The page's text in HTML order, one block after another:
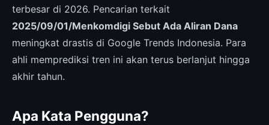
terbesar di 2026. Pencarian terkait
2025/09/01/Menkomdigi Sebut Ada Aliran Dana
meningkat drastis di Google Trends Indonesia. Para
ahli memprediksi tren ini akan terus berlanjut hingga
akhir tahun.
Apa Kata Pengguna?